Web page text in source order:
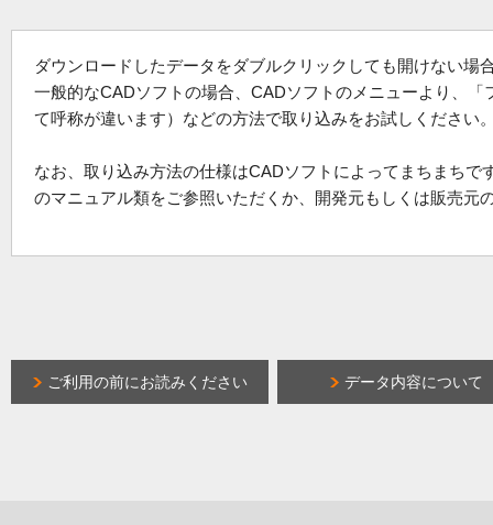
ダウンロードしたデータをダブルクリックしても開けない場
一般的なCADソフトの場合、CADソフトのメニューより、
て呼称が違います）などの方法で取り込みをお試しください
なお、取り込み方法の仕様はCADソフトによってまちまち
のマニュアル類をご参照いただくか、開発元もしくは販売元
ご利用の前にお読みください データ内容について